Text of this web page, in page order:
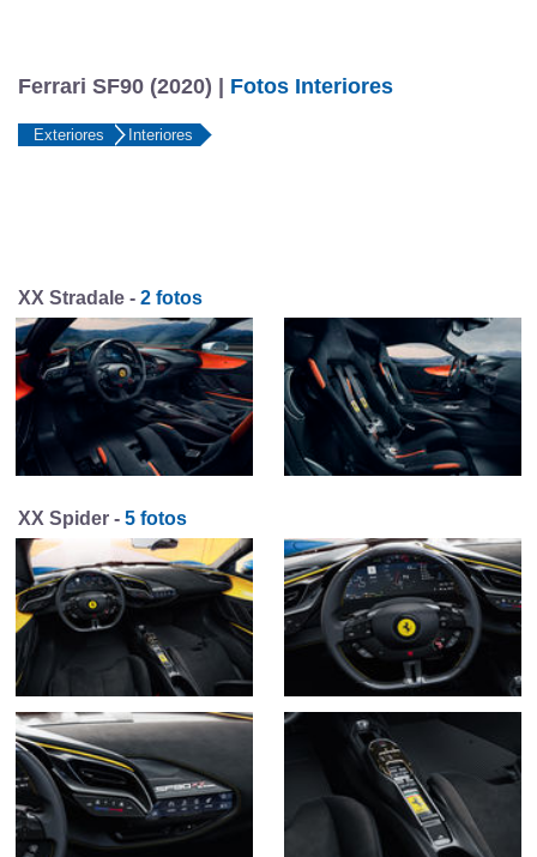
Ferrari SF90 (2020) | Fotos Interiores
Exteriores Interiores
XX Stradale - 2 fotos
XX Spider - 5 fotos